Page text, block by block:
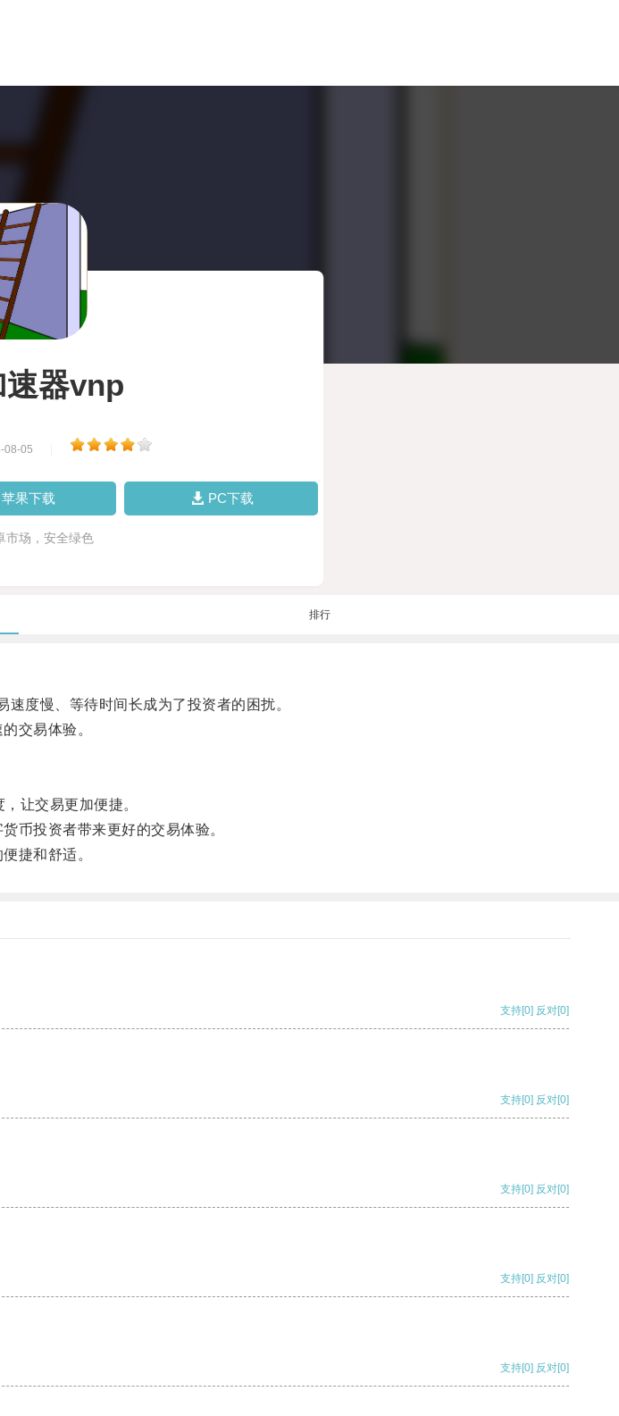
速器vnp
08-05
苹果下载 PC下载
市场，安全绿色
排行
度慢、等待时间长成为了投资者的困扰。
交易体验。
让交易更加便捷。
币投资者带来更好的交易体验。
捷和舒适。
支持[0] 反对[0]
支持[0] 反对[0]
支持[0] 反对[0]
支持[0] 反对[0]
支持[0] 反对[0]